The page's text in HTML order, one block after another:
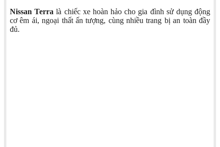
Nissan Terra là chiếc xe hoàn hảo cho gia đình sử dụng động
cơ êm ái, ngoại thất ấn tượng, cùng nhiều trang bị an toàn đầy
đủ.